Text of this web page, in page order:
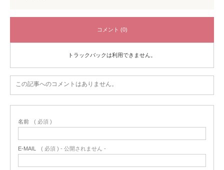
コメント (0)
トラックバックは利用できません。
この記事へのコメントはありません。
名前 ( 必須 )
E-MAIL ( 必須 ) - 公開されません -